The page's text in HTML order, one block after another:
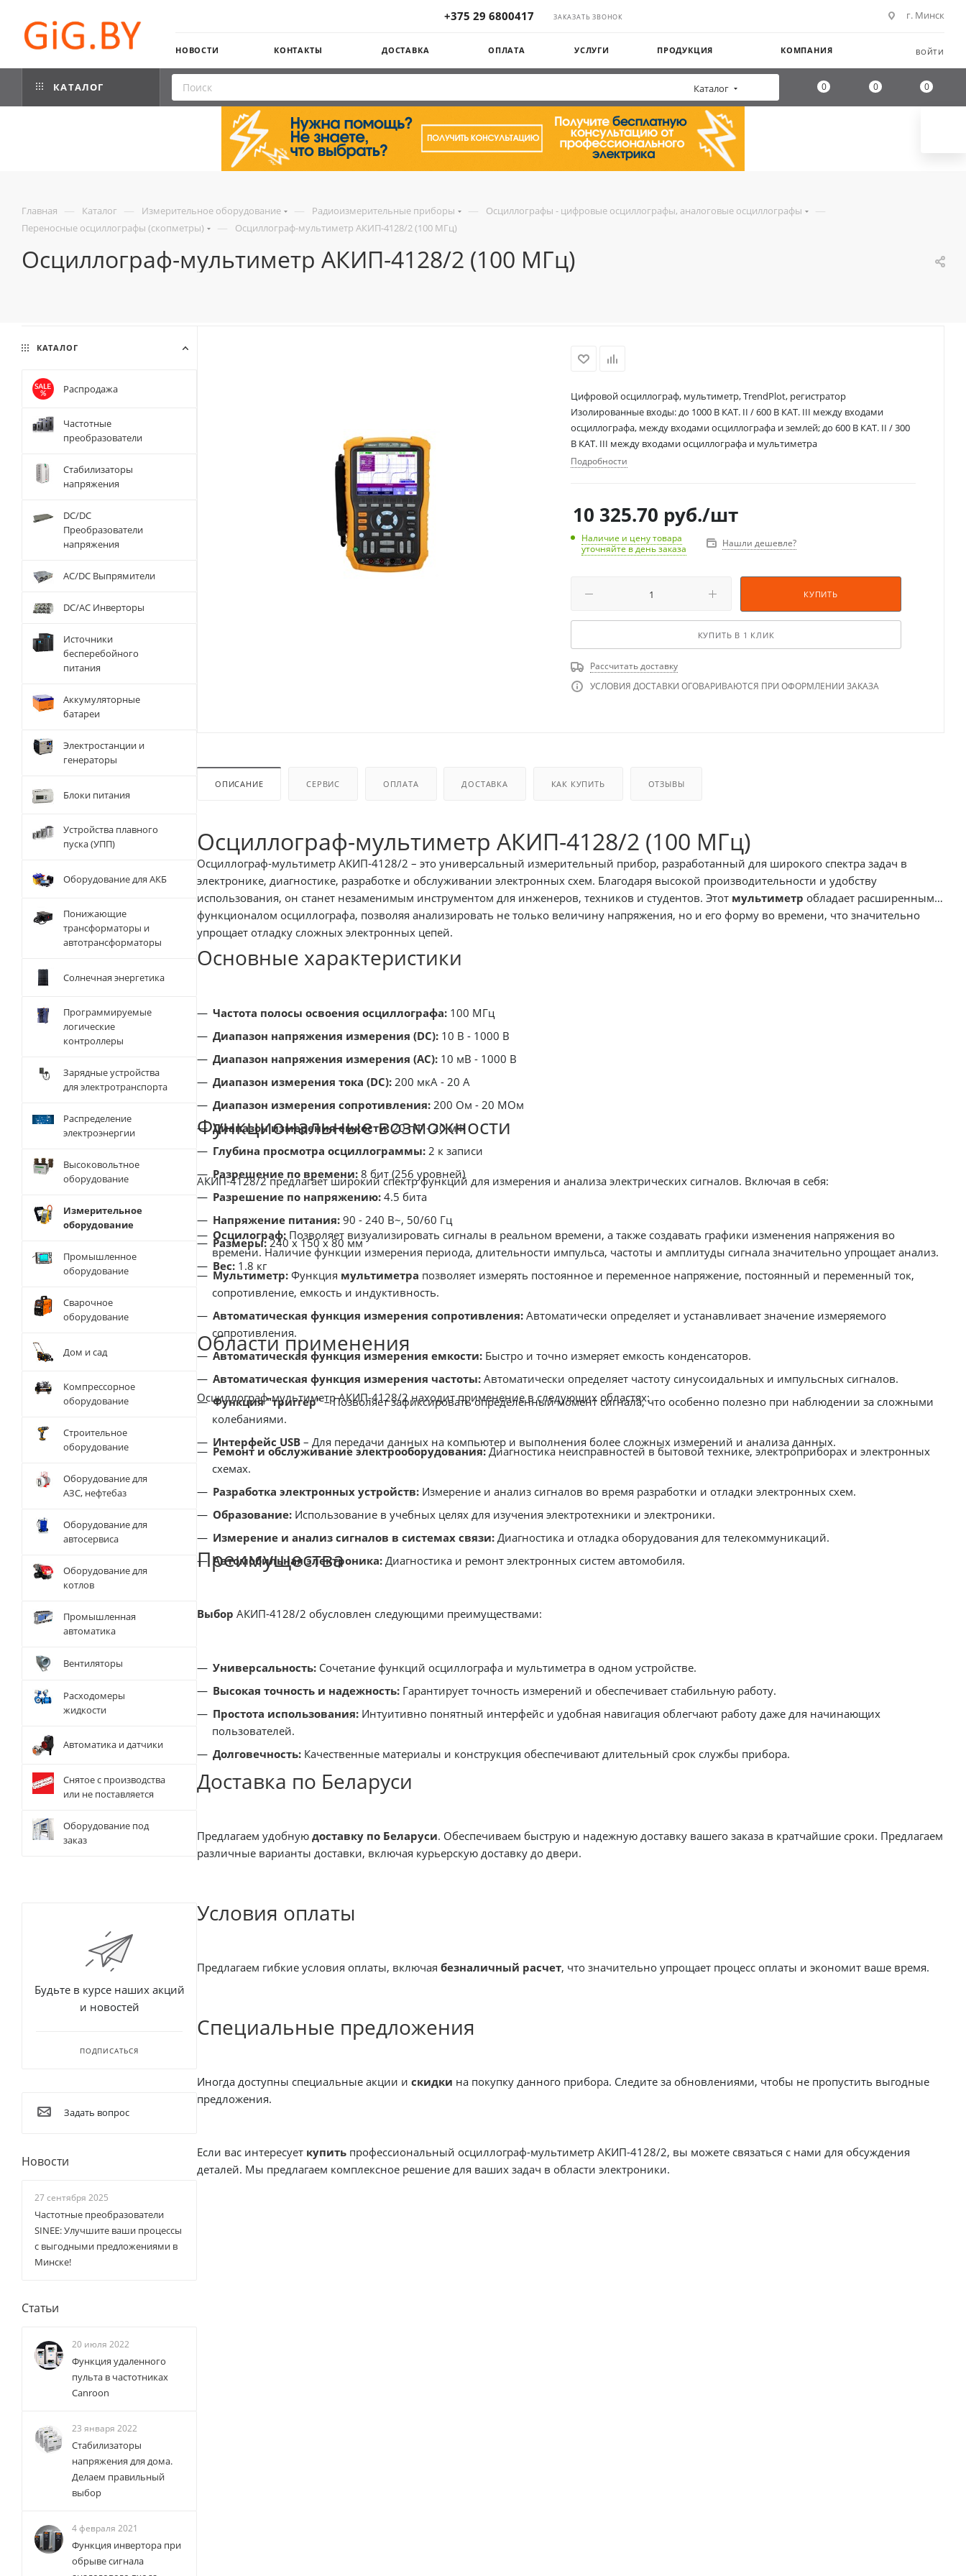
+375 29 6800417 ЗАКАЗАТЬ ЗВОНОК г. Минск
НОВОСТИ КОНТАКТЫ ДОСТАВКА ОПЛАТА УСЛУГИ ПРОДУКЦИЯ КОМПАНИЯ ВОЙТИ
КАТАЛОГ Каталог 0 0 0
Главная — Каталог — Измерительное оборудование — Радиоизмерительные приборы — Осциллографы - цифровые осциллографы, аналоговые осциллографы —
Переносные осциллографы (скопметры) — Осциллограф-мультиметр АКИП-4128/2 (100 МГц)
Осциллограф-мультиметр АКИП-4128/2 (100 МГц)
Цифровой осциллограф, мультиметр, TrendPlot, регистратор
Изолированные входы: до 1000 В КАТ. II / 600 В КАТ. III между входами
осциллографа, между входами осциллографа и землей; до 600 В КАТ. II / 300
В КАТ. III между входами осциллографа и мультиметра
Подробности
10 325.70 руб./шт
Наличие и цену товара
уточняйте в день заказа
Нашли дешевле?
КУПИТЬ
КУПИТЬ В 1 КЛИК
Рассчитать доставку
УСЛОВИЯ ДОСТАВКИ ОГОВАРИВАЮТСЯ ПРИ ОФОРМЛЕНИИ ЗАКАЗА
ОПИСАНИЕ СЕРВИС ОПЛАТА ДОСТАВКА КАК КУПИТЬ ОТЗЫВЫ
Осциллограф-мультиметр АКИП-4128/2 (100 МГц)
Осциллограф-мультиметр АКИП-4128/2 – это универсальный измерительный прибор, разработанный для широкого спектра задач в
электронике, диагностике, разработке и обслуживании электронных схем. Благодаря высокой производительности и удобству
использования, он станет незаменимым инструментом для инженеров, техников и студентов. Этот мультиметр обладает расширенным
функционалом осциллографа, позволяя анализировать не только величину напряжения, но и его форму во времени, что значительно
упрощает отладку сложных электронных цепей.
Основные характеристики
Частота полосы освоения осциллографа: 100 МГц
Диапазон напряжения измерения (DC): 10 В - 1000 В
Диапазон напряжения измерения (AC): 10 мВ - 1000 В
Диапазон измерения тока (DC): 200 мкА - 20 А
Диапазон измерения сопротивления: 200 Ом - 20 МОм
Диапазон измерения емкости:20 пФ - 20 мФ
Глубина просмотра осциллограммы: 2 к записи
Разрешение по времени: 8 бит (256 уровней)
Разрешение по напряжению: 4.5 бита
Напряжение питания: 90 - 240 В~, 50/60 Гц
Размеры:240 x 150 x 80 мм
Вес: 1.8 кг
Функциональные возможности
АКИП-4128/2 предлагает широкий спектр функций для измерения и анализа электрических сигналов. Включая в себя:
Осцилограф: Позволяет визуализировать сигналы в реальном времени, а также создавать графики изменения напряжения во
времени. Наличие функции измерения периода, длительности импульса, частоты и амплитуды сигнала значительно упрощает анализ.
Мультиметр: Функция мультиметра позволяет измерять постоянное и переменное напряжение, постоянный и переменный ток,
сопротивление, емкость и индуктивность.
Автоматическая функция измерения сопротивления: Автоматически определяет и устанавливает значение измеряемого
сопротивления.
Автоматическая функция измерения емкости: Быстро и точно измеряет емкость конденсаторов.
Автоматическая функция измерения частоты: Автоматически определяет частоту синусоидальных и импульсных сигналов.
Функция "триггер"– Позволяет зафиксировать определенный момент сигнала, что особенно полезно при наблюдении за сложными
колебаниями.
Интерфейс USB – Для передачи данных на компьютер и выполнения более сложных измерений и анализа данных.
Области применения
Осциллограф-мультиметр АКИП-4128/2 находит применение в следующих областях:
Ремонт и обслуживание электрооборудования:Диагностика неисправностей в бытовой технике, электроприборах и электронных
схемах.
Разработка электронных устройств: Измерение и анализ сигналов во время разработки и отладки электронных схем.
Образование: Использование в учебных целях для изучения электротехники и электроники.
Измерение и анализ сигналов в системах связи: Диагностика и отладка оборудования для телекоммуникаций.
Автомобильная электроника: Диагностика и ремонт электронных систем автомобиля.
Преимущества
Выбор АКИП-4128/2 обусловлен следующими преимуществами:
Универсальность: Сочетание функций осциллографа и мультиметра в одном устройстве.
Высокая точность и надежность: Гарантирует точность измерений и обеспечивает стабильную работу.
Простота использования: Интуитивно понятный интерфейс и удобная навигация облегчают работу даже для начинающих
пользователей.
Долговечность: Качественные материалы и конструкция обеспечивают длительный срок службы прибора.
Доставка по Беларуси
Предлагаем удобную доставку по Беларуси. Обеспечиваем быструю и надежную доставку вашего заказа в кратчайшие сроки. Предлагаем
различные варианты доставки, включая курьерскую доставку до двери.
Условия оплаты
Предлагаем гибкие условия оплаты, включая безналичный расчет, что значительно упрощает процесс оплаты и экономит ваше время.
Специальные предложения
Иногда доступны специальные акции и скидки на покупку данного прибора. Следите за обновлениями, чтобы не пропустить выгодные
предложения.
Если вас интересует купить профессиональный осциллограф-мультиметр АКИП-4128/2, вы можете связаться с нами для обсуждения
деталей. Мы предлагаем комплексное решение для ваших задач в области электроники.
КАТАЛОГ
Распродажа
Частотные
преобразователи
Стабилизаторы
напряжения
DC/DC
Преобразователи
напряжения
AC/DC Выпрямители
DC/AC Инверторы
Источники
бесперебойного
питания
Аккумуляторные
батареи
Электростанции и
генераторы
Блоки питания
Устройства плавного
пуска (УПП)
Оборудование для АКБ
Понижающие
трансформаторы и
автотрансформаторы
Солнечная энергетика
Программируемые
логические
контроллеры
Зарядные устройства
для электротранспорта
Распределение
электроэнергии
Высоковольтное
оборудование
Измерительное
оборудование
Промышленное
оборудование
Сварочное
оборудование
Дом и сад
Компрессорное
оборудование
Строительное
оборудование
Оборудование для
АЗС, нефтебаз
Оборудование для
автосервиса
Оборудование для
котлов
Промышленная
автоматика
Вентиляторы
Расходомеры
жидкости
Автоматика и датчики
Снятое с производства
или не поставляется
Оборудование под
заказ
Будьте в курсе наших акций
и новостей
ПОДПИСАТЬСЯ
Задать вопрос
Новости
27 сентября 2025
Частотные преобразователи
SINEE: Улучшите ваши процессы
с выгодными предложениями в
Минске!
Статьи
20 июля 2022
Функция удаленного
пульта в частотниках
Canroon
23 января 2022
Стабилизаторы
напряжения для дома.
Делаем правильный
выбор
4 февраля 2021
Функция инвертора при
обрыве сигнала